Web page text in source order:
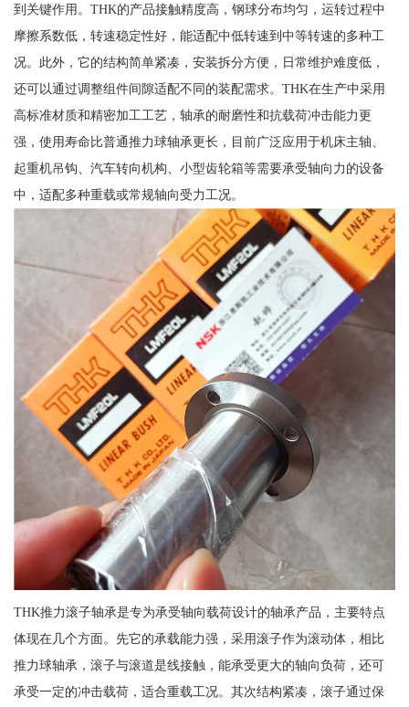
到关键作用。THK的产品接触精度高，钢球分布均匀，运转过程中
摩擦系数低，转速稳定性好，能适配中低转速到中等转速的多种工
况。此外，它的结构简单紧凑，安装拆分方便，日常维护难度低，
还可以通过调整组件间隙适配不同的装配需求。THK在生产中采用
高标准材质和精密加工工艺，轴承的耐磨性和抗载荷冲击能力更
强，使用寿命比普通推力球轴承更长，目前广泛应用于机床主轴、
起重机吊钩、汽车转向机构、小型齿轮箱等需要承受轴向力的设备
中，适配多种重载或常规轴向受力工况。
THK推力滚子轴承是专为承受轴向载荷设计的轴承产品，主要特点
体现在几个方面。先它的承载能力强，采用滚子作为滚动体，相比
推力球轴承，滚子与滚道是线接触，能承受更大的轴向负荷，还可
承受一定的冲击载荷，适合重载工况。其次结构紧凑，滚子通过保